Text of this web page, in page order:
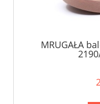
MRUGAŁA